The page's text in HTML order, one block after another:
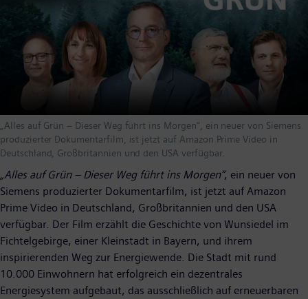
„Alles auf Grün – Dieser Weg führt ins Morgen“, ein neuer von Siemens
produzierter Dokumentarfilm, ist jetzt auf Amazon Prime Video in
Deutschland, Großbritannien und den USA verfügbar.
„Alles auf Grün – Dieser Weg führt ins Morgen“, ein neuer von
Siemens produzierter Dokumentarfilm, ist jetzt auf Amazon
Prime Video in Deutschland, Großbritannien und den USA
verfügbar. Der Film erzählt die Geschichte von Wunsiedel im
Fichtelgebirge, einer Kleinstadt in Bayern, und ihrem
inspirierenden Weg zur Energiewende. Die Stadt mit rund
10.000 Einwohnern hat erfolgreich ein dezentrales
Energiesystem aufgebaut, das ausschließlich auf erneuerbaren